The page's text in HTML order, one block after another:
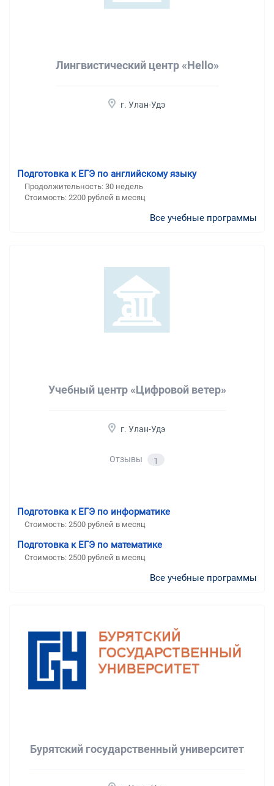
Лингвистический центр «Hello»
г. Улан-Удэ
Подготовка к ЕГЭ по английскому языку
Продолжительность: 30 недель
Стоимость: 2200 рублей в месяц
Все учебные программы
Учебный центр «Цифровой ветер»
г. Улан-Удэ
Отзывы 1
Подготовка к ЕГЭ по информатике
Стоимость: 2500 рублей в месяц
Подготовка к ЕГЭ по математике
Стоимость: 2500 рублей в месяц
Все учебные программы
Бурятский государственный университет